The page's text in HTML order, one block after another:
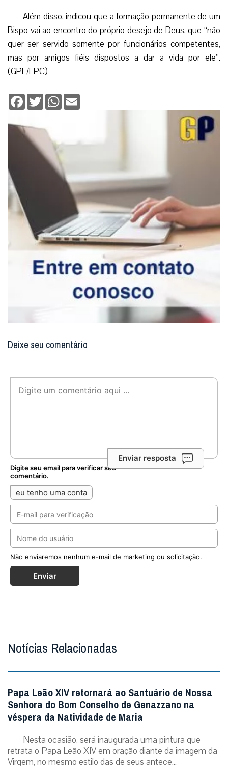
Além disso, indicou que a formação permanente de um
Bispo vai ao encontro do próprio desejo de Deus, que “não
quer ser servido somente por funcionários competentes,
mas por amigos fiéis dispostos a dar a vida por ele”.
(GPE/EPC)
Facebook
TwitterWhatsApp
Deixe seu comentário
Enviar resposta
Digite seu email para verificar seu
comentário.
eu tenho uma conta
Não enviaremos nenhum e-mail de marketing ou solicitação.
Enviar
Notícias Relacionadas
Papa Leão XIV retornará ao Santuário de Nossa
Senhora do Bom Conselho de Genazzano na
véspera da Natividade de Maria
Nesta ocasião, será inaugurada uma pintura que
retrata o Papa Leão XIV em oração diante da imagem da
Virgem, no mesmo estilo das de seus antece...